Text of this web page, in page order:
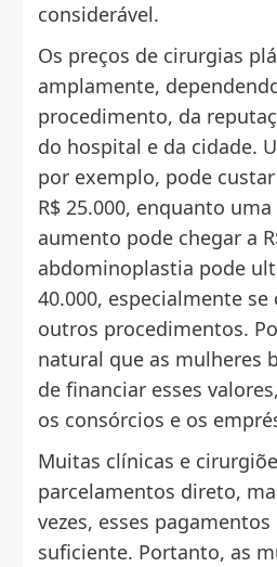
considerável.
Os preços de cirurgias
amplamente,
procedimento, da
do hospital e da cidade.
por exemplo, pode
R$ 25.000, enquanto
aumento pode chegar a
abdominoplastia pode
40.000, especialmente
outros procedimentos.
natural que as mulheres
de financiar esses
os consórcios e os
Muitas clínicas e
parcelamentos direto,
vezes, esses
suficiente. Portanto, as